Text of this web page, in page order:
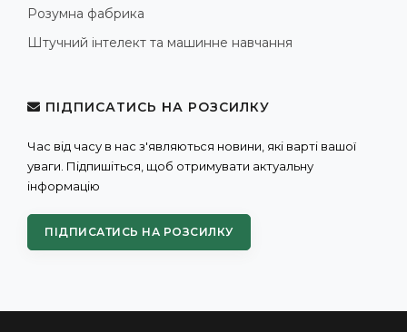
Розумна фабрика
Штучний інтелект та машинне навчання
ПІДПИСАТИСЬ НА РОЗСИЛКУ
Час від часу в нас з'являються новини, які варті вашої
уваги. Підпишіться, щоб отримувати актуальну
інформацію
ПІДПИСАТИСЬ НА РОЗСИЛКУ